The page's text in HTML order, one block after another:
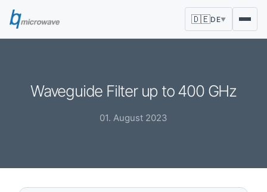
🇩🇪DE▼
Waveguide Filter up to 400 GHz
01. August 2023